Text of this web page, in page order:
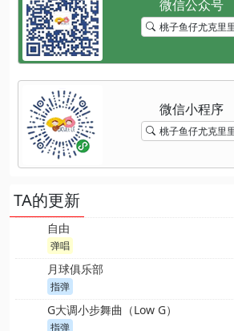
桃子鱼仔尤克里
桃子鱼仔尤克里
TA的更新
自由
弹唱
月球俱乐部
指弹
G大调小步舞曲（Low G）
指弹